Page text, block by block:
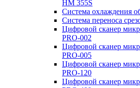
HM 355S
Система охлаждения
Система переноса
Цифровой сканер
PRO-002
Цифровой сканер
PRO-005
Цифровой сканер
PRO-120
Цифровой сканер